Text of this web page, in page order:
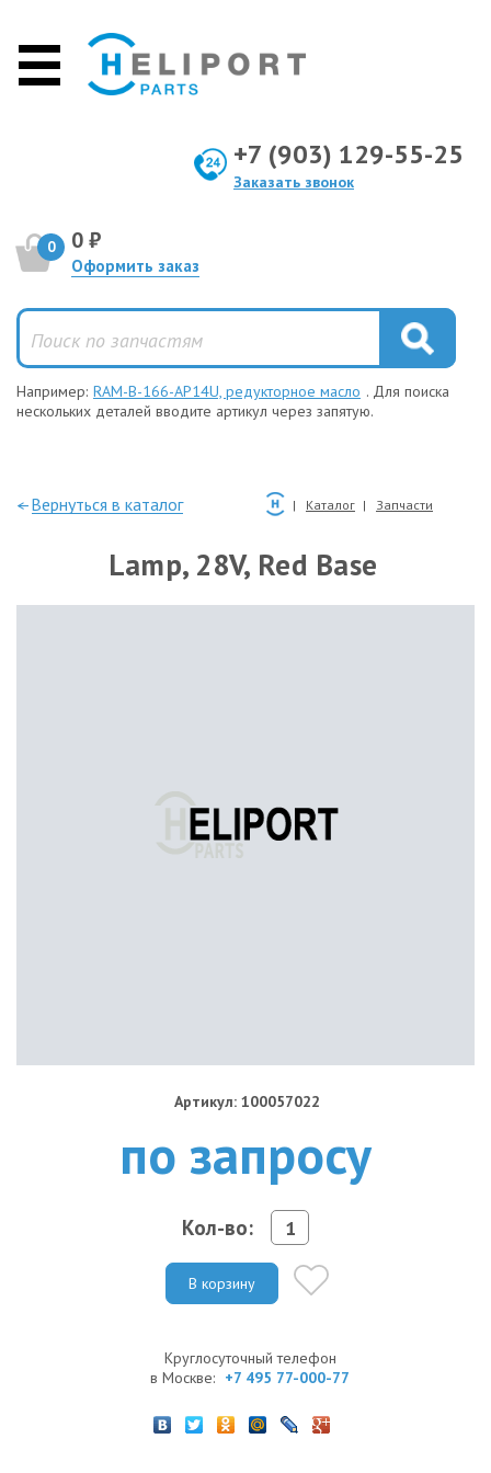
+7 (903) 129-55-25
Заказать звонок
0 0 ₽
Оформить заказ
Например: RAM-B-166-AP14U, редукторное масло . Для поиска
нескольких деталей вводите артикул через запятую.
—Вернуться в каталог Каталог Запчасти
Lamp, 28V, Red Base
Артикул: 100057022
по запросу
Кол-во:
В корзину
Круглосуточный телефон
в Москве: +7 495 77-000-77